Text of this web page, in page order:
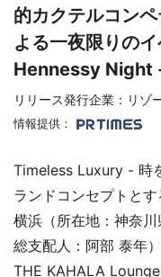
的カクテルコン
よる一夜限りの
Hennessy Night -
リリース発行企業：リゾ
情報提供：
Timeless Luxury - 時
ランドコンセプトと
横浜（所在地：神奈
総支配人：阿部 泰年
THE KAHALA